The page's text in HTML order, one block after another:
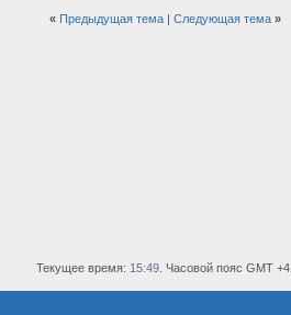
« Предыдущая тема| Следующая тема »
Текущее время: 15:49 . Часовой пояс GMT +4.